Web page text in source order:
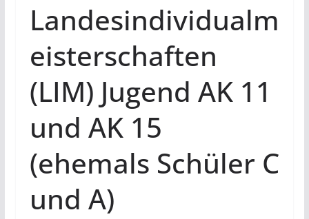
Landesindividualm
eisterschaften
(LIM) Jugend AK 11
und AK 15
(ehemals Schüler C
und A)